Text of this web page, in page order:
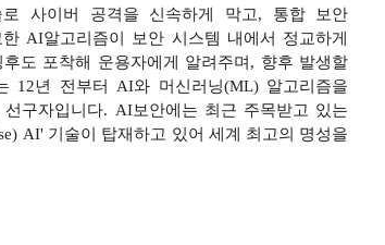
로 사이버 공격을 신속하게 막고, 통합 보안
AI알고리즘이 보안 시스템 내에서 정교하게
도 포착해 운용자에게 알려주며, 향후 발생할
12년 전부터 AI와 머신러닝(ML) 알고리즘을
구자입니다. AI보안에는 최근 주목받고 있는
AI' 기술이 탑재하고 있어 세계 최고의 명성을